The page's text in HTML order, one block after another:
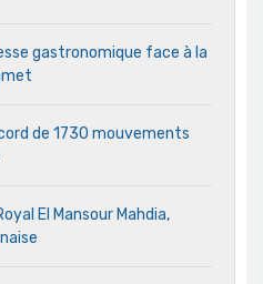
gastronomique face à la
de 1730 mouvements
El Mansour Mahdia,